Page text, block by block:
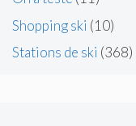
Shopping ski (10)
Stations de ski (368)